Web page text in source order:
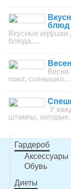
блюд
Вкусные
блюда,…
Весна
поют, солнышко…
У
штампы,
Гардероб
Аксессуары
Обувь
Диеты